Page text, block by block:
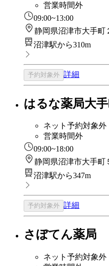
営業時間外
09:00~13:00
静岡県沼津市大手町
沼津駅から310m
予約対象外 詳細
はるな薬局大
ネット予約対象外
営業時間外
09:00~18:00
静岡県沼津市大手町
沼津駅から347m
予約対象外 詳細
さぼてん薬局
ネット予約対象外